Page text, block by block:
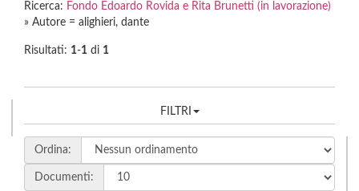
Ricerca: Fondo Edoardo Rovida e Rita Brunetti (in lavorazione)
» Autore = alighieri, dante
Risultati: 1-1 di 1
FILTRI
Ordina:
Documenti: